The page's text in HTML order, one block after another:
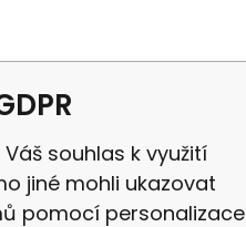
souhlas k využití
jiné mohli ukazovat
pomocí personalizace